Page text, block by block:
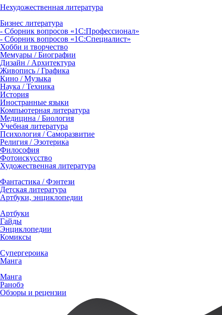
Нехудожественная литература
Бизнес литература
- Сборник вопросов «1С:Профессионал»
- Сборник вопросов «1С:Специалист»
Хобби и творчество
Мемуары / Биографии
Дизайн / Архитектура
Живопись / Графика
Кино / Музыка
Наука / Техника
История
Иностранные языки
Компьютерная литература
Медицина / Биология
Учебная литература
Психология / Саморазвитие
Религия / Эзотерика
Философия
Фотоискусство
Художественная литература
Фантастика / Фэнтези
Детская литература
Артбуки, энциклопедии
Артбуки
Гайды
Энциклопедии
Комиксы
Супергероика
Манга
Манга
Ранобэ
Обзоры и рецензии